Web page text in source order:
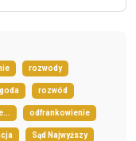
rozwody
rozwód
odfrankowienie
Sąd Najwyższy